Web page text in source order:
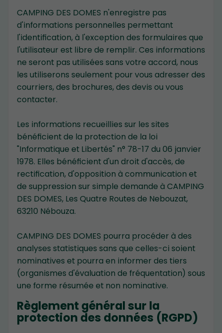
CAMPING DES DOMES n'enregistre pas
d'informations personnelles permettant
l'identification, à l'exception des formulaires que
l'utilisateur est libre de remplir. Ces informations
ne seront pas utilisées sans votre accord, nous
les utiliserons seulement pour vous adresser des
courriers, des brochures, des devis ou vous
contacter.
Les informations recueillies sur les sites
bénéficient de la protection de la loi
"Informatique et Libertés" n° 78-17 du 06 janvier
1978. Elles bénéficient d'un droit d'accès, de
rectification, d'opposition à communication et
de suppression sur simple demande à CAMPING
DES DOMES, Les Quatre Routes de Nebouzat,
63210 Nébouza.
CAMPING DES DOMES pourra procéder à des
analyses statistiques sans que celles-ci soient
nominatives et pourra en informer des tiers
(organismes d'évaluation de fréquentation) sous
une forme résumée et non nominative.
Règlement général sur la
protection des données (RGPD)